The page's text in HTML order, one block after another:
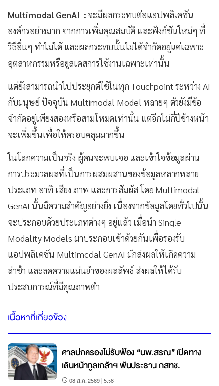
Multimodal GenAI : จะมีผลกระทบต่อแอปพลิเคชัน
องค์กรอย่างมาก จากการเพิ่มคุณสมบัติ และฟังก์ชันใหม่ๆ ที่
วิธีอื่นๆ ทำไม่ได้ และผลกระทบนั้นไม่ได้จำกัดอยู่แค่เฉพาะ
อุตสาหกรรมหรือยูสเคสการใช้งานเฉพาะเท่านั้น
แต่ยังสามารถนำไปประยุกต์ใช้ในทุก Touchpoint ระหว่าง AI
กับมนุษย์ ปัจจุบัน Multimodal Model หลายๆ ตัวยังมีข้อ
จำกัดอยู่เพียงสองหรือสามโหมดเท่านั้น แต่อีกไม่กี่ปีข้างหน้า
จะเพิ่มขึ้นเพื่อให้ครอบคลุมมากขึ้น
ในโลกความเป็นจริง ผู้คนจะพบเจอ และเข้าใจข้อมูลผ่าน
การประมวลผลที่เป็นการผสมผสานของข้อมูลหลากหลาย
ประเภท อาทิ เสียง ภาพ และการสัมผัส โดย Multimodal
GenAI นั้นมีความสำคัญอย่างยิ่ง เนื่องจากข้อมูลโดยทั่วไปนั้น
จะประกอบด้วยประเภทต่างๆ อยู่แล้ว เมื่อนำ Single
Modality Models มาประกอบเข้าด้วยกันเพื่อรองรับ
แอปพลิเคชัน Multimodal GenAI มักส่งผลให้เกิดความ
ล่าช้า และลดความแม่นยำของผลลัพธ์ ส่งผลให้ได้รับ
ประสบการณ์ที่มีคุณภาพต่ำ
เนื้อหาที่เกี่ยวข้อง
ศาลปกครองไม่รับฟ้อง “นพ.สรณ” เปิดทาง
เดินหน้าทูลเกล้าฯ พ้นประธาน กสทช.
08 ส.ค. 2569 | 5:58